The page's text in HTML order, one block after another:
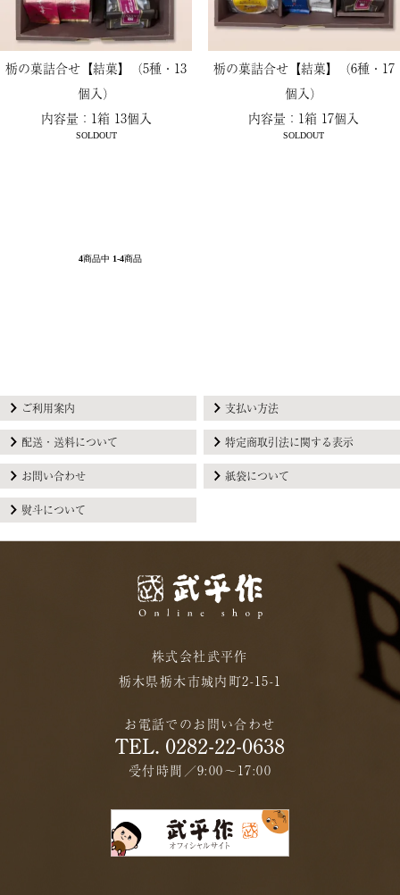
栃の菓詰合せ【結菓】（5種・13
個入）
内容量：1箱 13個入
SOLDOUT
栃の菓詰合せ【結菓】（6種・17
個入）
内容量：1箱 17個入
SOLDOUT
4商品中 1-4商品
ご利用案内 支払い方法
配送・送料について 特定商取引法に関する表示
お問い合わせ 紙袋について
熨斗について
株式会社武平作
栃木県栃木市城内町2-15-1
お電話でのお問い合わせ
TEL. 0282-22-0638
受付時間／9:00〜17:00